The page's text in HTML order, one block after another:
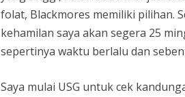
folat, Blackmores memiliki pilihan.
kehamilan saya akan segera 25
sepertinya waktu berlalu dan
Saya mulai USG untuk cek